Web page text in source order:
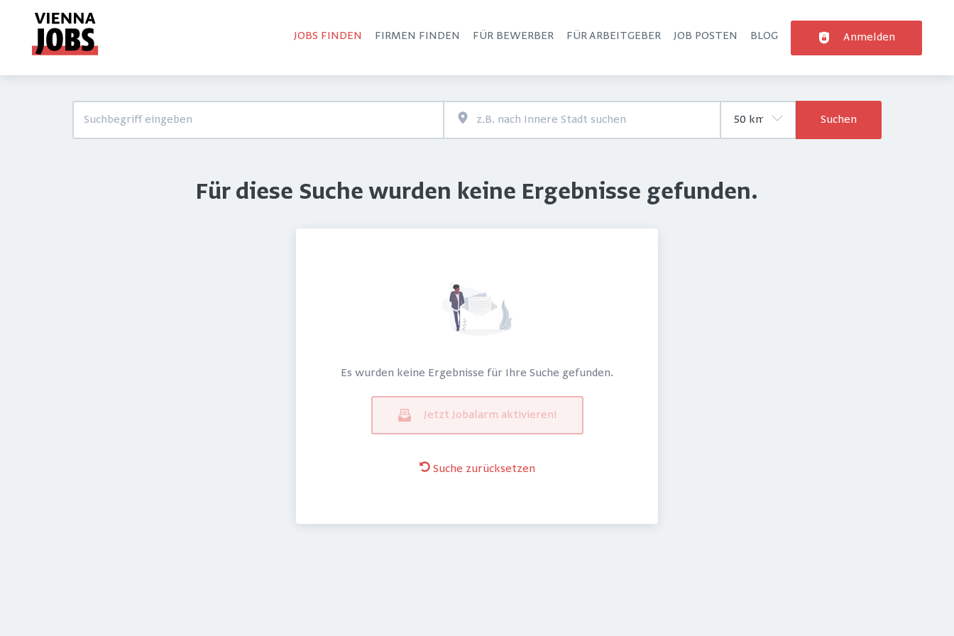
JOBS FINDEN FIRMEN FINDEN FÜR BEWERBER FÜR ARBEITGEBER JOB POSTEN BLOG Anmelden
Suchen
Für diese Suche wurden keine Ergebnisse gefunden.
Es wurden keine Ergebnisse für Ihre Suche gefunden.
Jetzt Jobalarm aktivieren!
Suche zurücksetzen